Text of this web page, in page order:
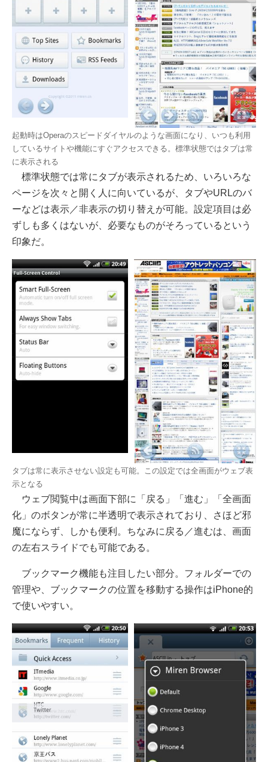
起動時はOperaのスピードダイヤルのような画面になり、いつも利用
しているサイトや機能にすぐアクセスできる。標準状態ではタブは常
に表示される
標準状態では常にタブが表示されるため、いろいろな
ページを次々と開く人に向いているが、タブやURLのバ
ーなどは表示／非表示の切り替えが可能。設定項目は必
ずしも多くはないが、必要なものがそろっているという
印象だ。
タブは常に表示させない設定も可能。この設定では全画面がウェブ表
示となる
ウェブ閲覧中は画面下部に「戻る」「進む」「全画面
化」のボタンが常に半透明で表示されており、さほど邪
魔にならず、しかも便利。ちなみに戻る／進むは、画面
の左右スライドでも可能である。
ブックマーク機能も注目したい部分。フォルダーでの
管理や、ブックマークの位置を移動する操作はiPhone的
で使いやすい。